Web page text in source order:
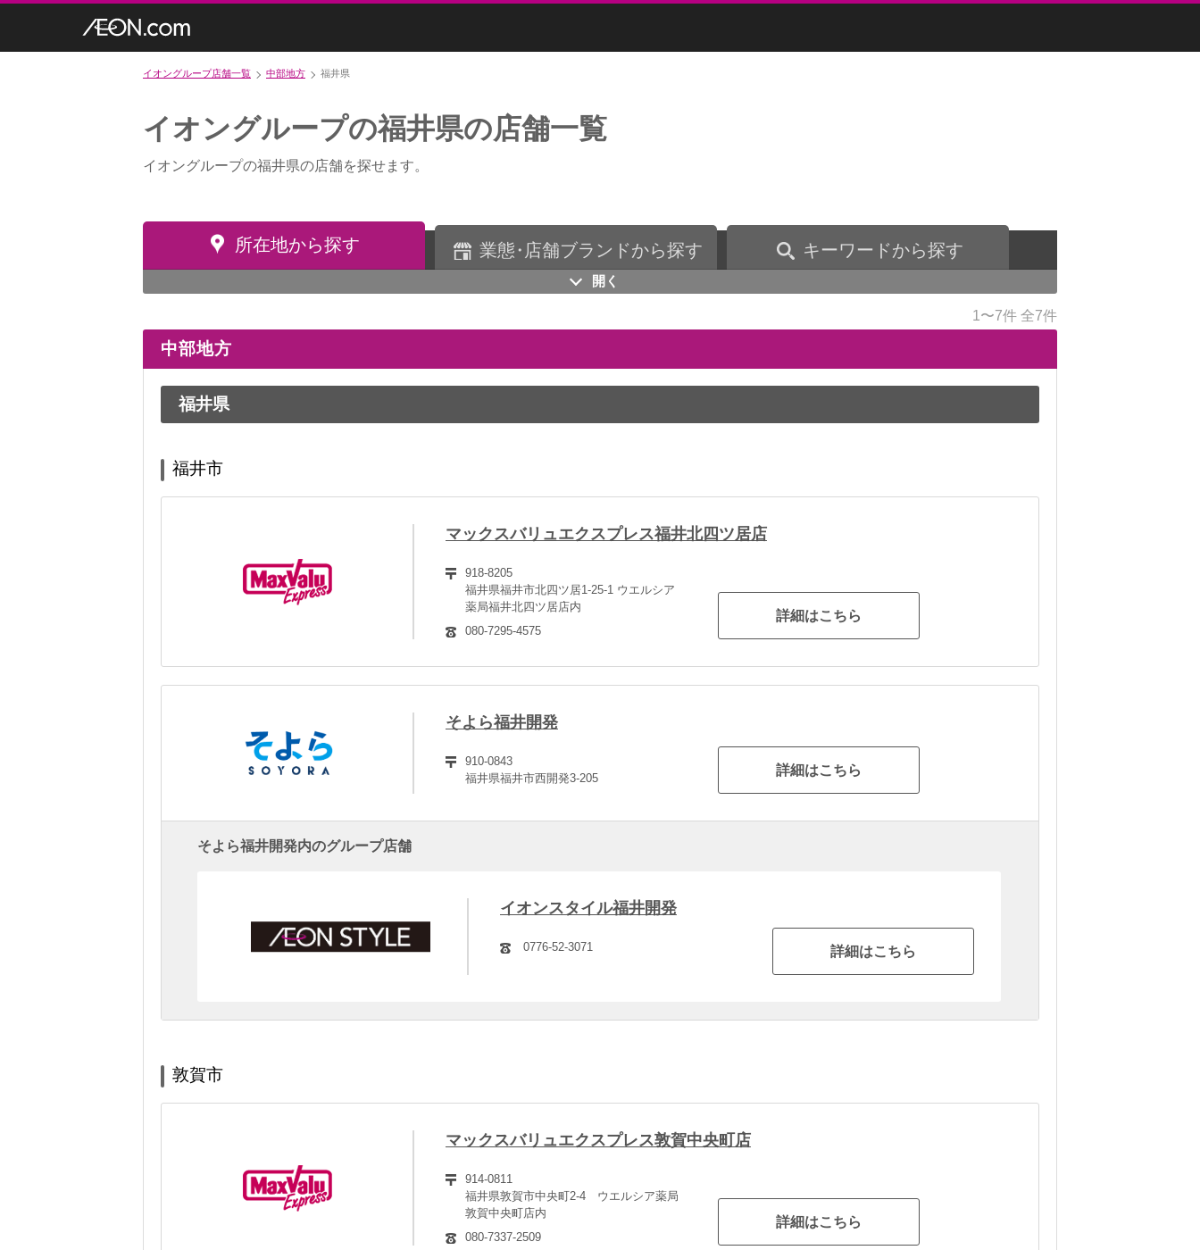
イオングループ店舗一覧 中部地方 福井県
イオングループの福井県の店舗一覧
イオングループの福井県の店舗を探せます。
所在地から探す 業態・ 店舗ブランドから探す キーワードから探す
開く
1〜7件 全7件
中部地方
福井県
福井市
マックスバリュエクスプレス福井北四ツ居店
918-8205
福井県福井市北四ツ居1-25-1 ウエルシア
薬局福井北四ツ居店内
080-7295-4575
詳細はこちら
そよら福井開発
910-0843
福井県福井市西開発3-205
詳細はこちら
そよら福井開発内のグループ店舗
イオンスタイル福井開発
0776-52-3071 詳細はこちら
敦賀市
マックスバリュエクスプレス敦賀中央町店
914-0811
福井県敦賀市中央町2-4 ウエルシア薬局
敦賀中央町店内
080-7337-2509
詳細はこちら